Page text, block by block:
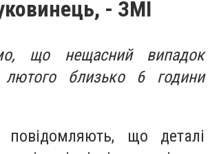
- ЗМІ
що нещасний випадок
лютого близько 6 години
повідомляють, що деталі